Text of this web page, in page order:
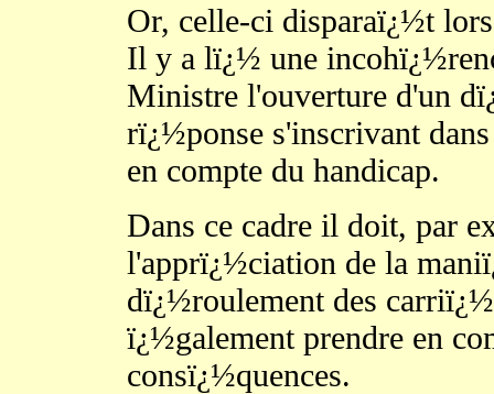
Or, celle-ci disparaï¿½t
Il y a lï¿½ une
Ministre l'ouverture d'un
rï¿½ponse s'inscrivant
en compte du handicap.
Dans ce cadre il doit, par
l'apprï¿½ciation de la
dï¿½roulement des
ï¿½galement prendre en
consï¿½quences.